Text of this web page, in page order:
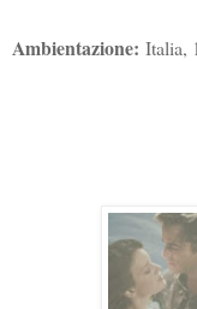
Ambientazione: Italia,